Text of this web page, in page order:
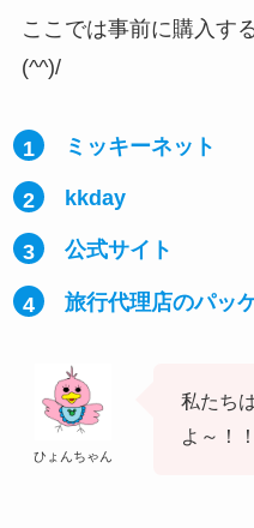
ここでは事前に購入す
(^^)/
ミッキーネット
kkday
公式サイト
旅行代理店のパッ
ひょんちゃん
私たち
よ～！！